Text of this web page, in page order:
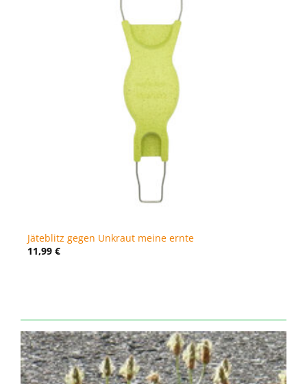
Jäteblitz gegen Unkraut meine ernte
11,99 €